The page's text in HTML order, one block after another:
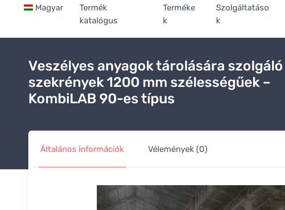
Magyar
Termék
katalógus
Terméke
k
Szolgáltatáso
k
Veszélyes anyagok tárolására szolgáló
szekrények 1200 mm szélességűek –
KombiLAB 90-es típus
Általános információk Vélemények (0)